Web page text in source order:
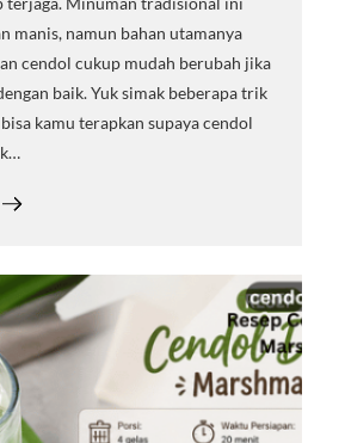
manis, namun bahan utamanya
cendol cukup mudah berubah jika
baik. Yuk simak beberapa trik
kamu terapkan supaya cendol